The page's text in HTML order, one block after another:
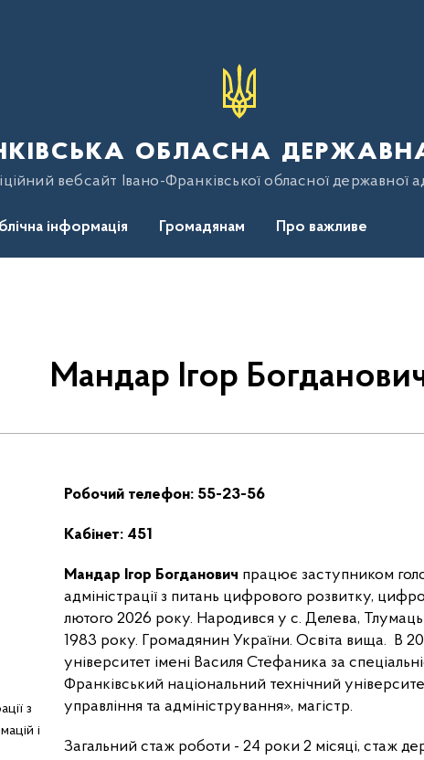
обласна
вебсайт Івано-Франківської обласної державної
інформація Громадянам Про важливе
Мандар Ігор
з
і
Робочий телефон: 55-23-56
Кабінет: 451
Мандар Ігор Богданович працює заступником
адміністрації з питань цифрового розвитку,
лютого 2026 року. Народився у с. Делева,
1983 року. Громадянин України. Освіта вища. В
університет імені Василя Стефаника за
Франківський національний технічний
управління та адміністрування», магістр.
Загальний стаж роботи - 24 роки 2 місяці, стаж